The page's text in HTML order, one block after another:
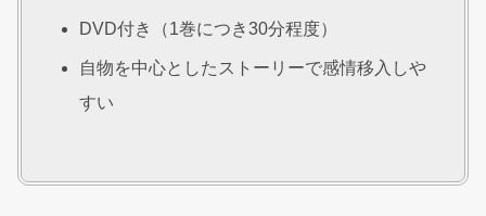
DVD付き（1巻につき30分程度）
自物を中心としたストーリーで感情移入しや
すい